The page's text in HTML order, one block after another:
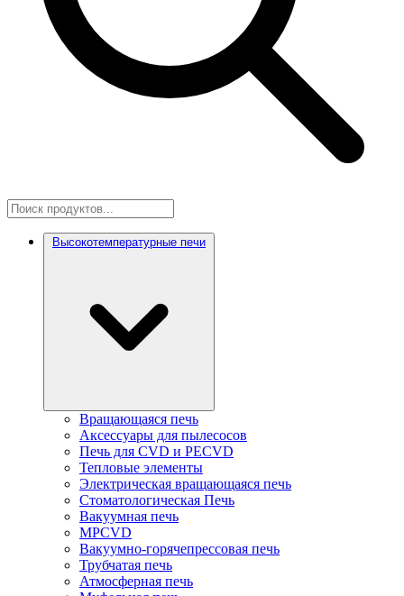
Высокотемпературные печи
Вращающаяся печь
Аксессуары для пылесосов
Печь для CVD и PECVD
Тепловые элементы
Электрическая вращающаяся печь
Стоматологическая Печь
Вакуумная печь
MPCVD
Вакуумно-горячепрессовая печь
Трубчатая печь
Атмосферная печь